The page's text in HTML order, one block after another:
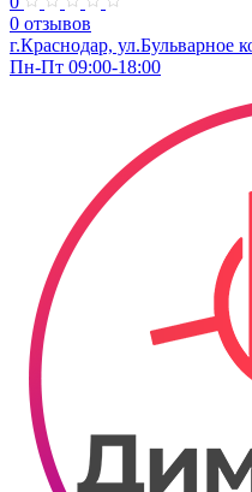
0 отзывов
г.Краснодар, ул.Бульварное
Пн-Пт 09:00-18:00